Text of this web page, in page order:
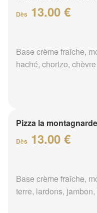
Dès 13.00 €
Base crème fraîche,
haché, chorizo, chèvre
Pizza la montagnarde
Dès 13.00 €
Base crème fraîche,
terre, lardons,